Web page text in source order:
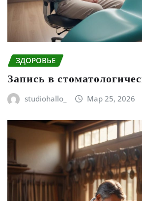
ЗДОРОВЬЕ
Запись в
studiohallo_ Мар 25, 2026